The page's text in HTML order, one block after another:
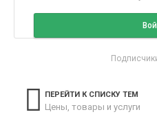
ПЕРЕЙТИ К СПИСКУ ТЕМ
Цены, товары и услуги